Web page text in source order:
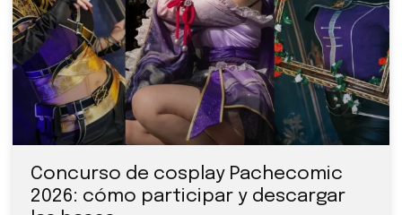
Concurso de cosplay Pachecomic
2026: cómo participar y descargar